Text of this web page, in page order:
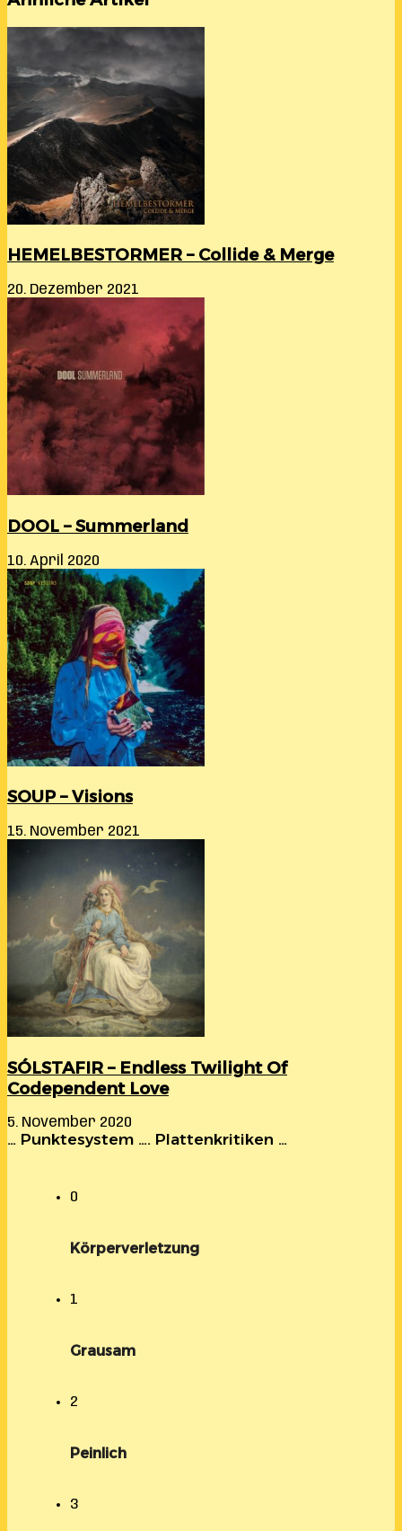
HEMELBESTORMER – Collide & Merge
20. Dezember 2021
DOOL – Summerland
10. April 2020
SOUP – Visions
15. November 2021
SÓLSTAFIR – Endless Twilight Of
Codependent Love
5. November 2020
… Punktesystem …. Plattenkritiken …
0
Körperverletzung
1
Grausam
2
Peinlich
3